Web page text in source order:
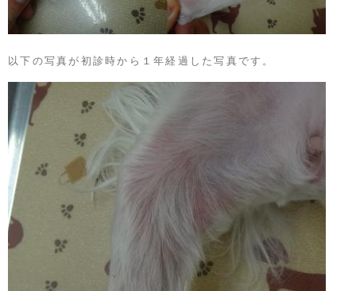
以下の写真が初診時から１年経過した写真です。